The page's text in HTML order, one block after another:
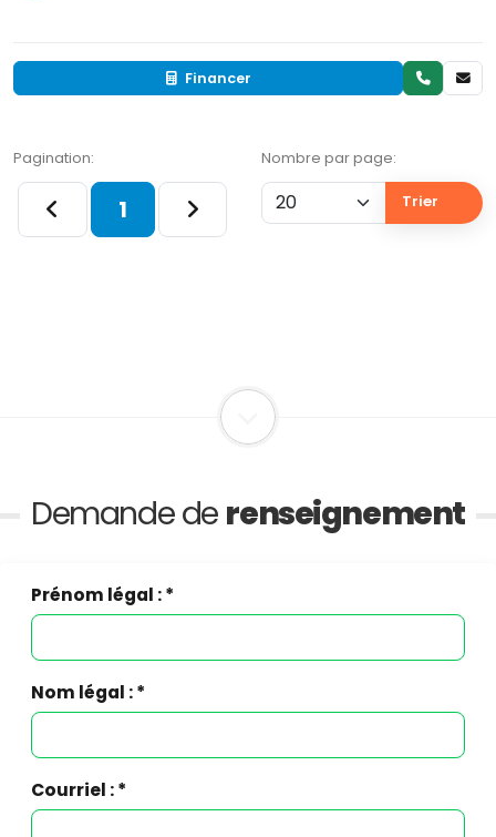
Financer
Pagination:
1
Nombre par page:
Trier
Demande de renseignement
Prénom légal : *
Nom légal : *
Courriel : *